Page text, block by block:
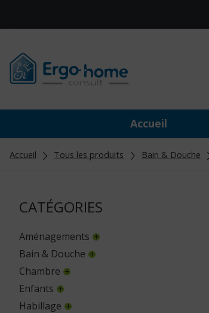
Accueil
Accueil Tous les produits Bain & Douche
CATÉGORIES
Aménagements
Bain & Douche
Chambre
Enfants
Habillage